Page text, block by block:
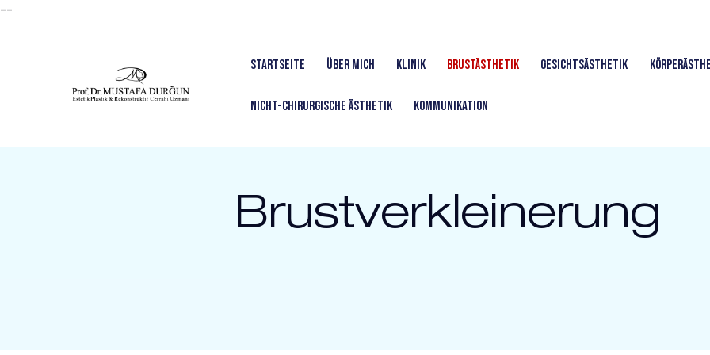
--
Startseite Über Mich Klinik Brustästhetik Gesichtsästhetik
Nicht-chirurgische Ästhetik Kommunikation
Brustverkleinerung